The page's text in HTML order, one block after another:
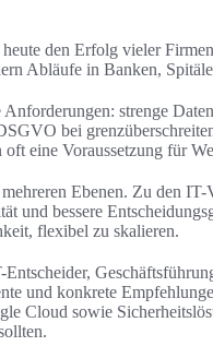
den Erfolg vieler
Abläufe in Banken,
strenge
bei
eine Voraussetzung für
Ebenen. Zu den
und bessere
flexibel zu skalieren.
und konkrete
Cloud sowie